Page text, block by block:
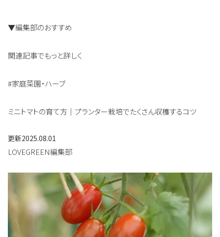
▼編集部のおすすめ
関連記事でもっと詳しく
#家庭菜園・ハーブ
ミニトマトの育て方｜プランター栽培でたくさん収穫するコツ
更新2025.08.01
LOVEGREEN編集部